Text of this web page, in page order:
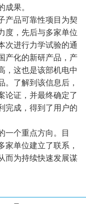
成果。
产品可靠性项目为契
度，先后与多家单位
次进行力学试验的通
产化的新研产品，产
，这也是该部机电中
。了解到该信息后，
论证，并最终确定了
完成，得到了用户的
一个重点方向。目
家单位建立了联系，
而为持续快速发展谋